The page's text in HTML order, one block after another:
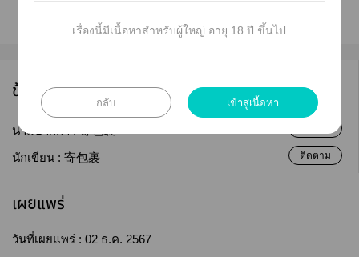
ข้อมูลนักเขียน
นามปากกา :
นักเขียน : 寄包裹 ติดตาม
เผยแพร่
วันที่เผยแพร่ : 02 ธ.ค. 2567
เรื่องนี้มีเนื้อหาสำหรับผู้ใหญ่ อายุ 18 ปี ขึ้นไป
กลับ เข้าสู่เนื้อหา